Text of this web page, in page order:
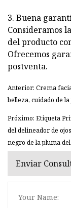
3. Buena
Consideramos
del producto
Ofrecemos
postventa.
Anterior: Crema
belleza, cuidado de
Próximo: Etiqueta
del delineador de
negro de la pluma
Enviar